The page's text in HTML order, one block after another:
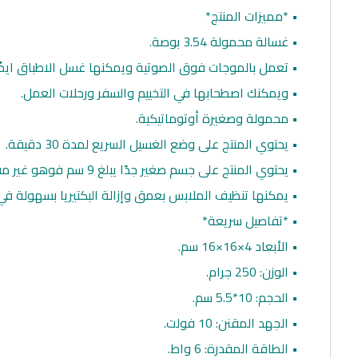
• *مميزات المنتج*
• غسالة محمولة 3.54 بوصة.
• تعمل بالموجات فوق الصوتية ويمكنها غسل الاطباق
• ويمكنك اصطحابها في التخييم والسفر ورحلات العمل.
• محمولة وصغيرة أوتوماتيكية.
• يحتوي المنتج على وضع الغسيل السريع لمدة 30 دقيقة.
• يحتوي المنتج على جسم صغير جدًا يبلغ 9 سم فوهو غير مقيد تمامًا.
• يمكنها تنظيف الملابس بعمق وإزالة البكتيريا بسهولة
• *تفاصيل سريعة*
• الأبعاد ‎16×16×4 سم.
• الوزن: ‎250 جرام.
• الحجم: 10*5.5 سم.
• الجهد المقنن: 10 فولت.
• الطاقة المقدرة: 6 واط.